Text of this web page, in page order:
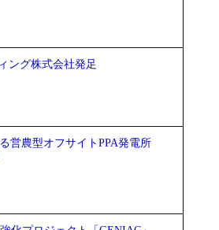
ング株式会社発足
営農型オフサイトPPA発電所